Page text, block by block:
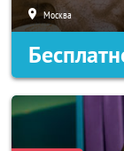
Москва